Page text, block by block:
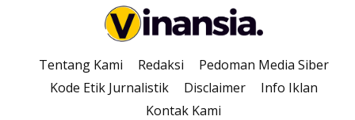
Tentang Kami Redaksi
Pedoman Media Siber
Kode Etik Jurnalistik
Disclaimer
Info Iklan
Kontak Kami